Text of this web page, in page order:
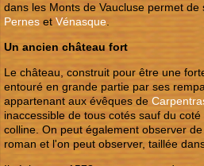
dans les Monts de Vaucluse permet
Pernes et Vénasque
Un ancien château fort
Le château, construit pour être une
entouré en grande partie par ses
appartenant aux évêques de
inaccessible de tous cotés sauf du
colline. On peut également observer
roman et l'on peut observer, taillée